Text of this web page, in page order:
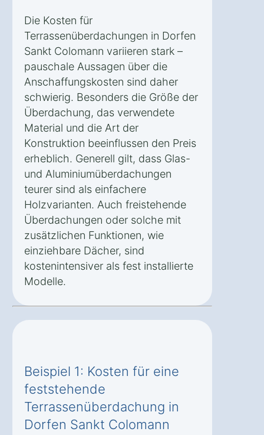
Die Kosten für
Terrassenüberdachungen in Dorfen
Sankt Colomann variieren stark –
pauschale Aussagen über die
Anschaffungskosten sind daher
schwierig. Besonders die Größe der
Überdachung, das verwendete
Material und die Art der
Konstruktion beeinflussen den Preis
erheblich. Generell gilt, dass Glas-
und Aluminiumüberdachungen
teurer sind als einfachere
Holzvarianten. Auch freistehende
Überdachungen oder solche mit
zusätzlichen Funktionen, wie
einziehbare Dächer, sind
kostenintensiver als fest installierte
Modelle.
Beispiel 1: Kosten für eine
feststehende
Terrassenüberdachung in
Dorfen Sankt Colomann